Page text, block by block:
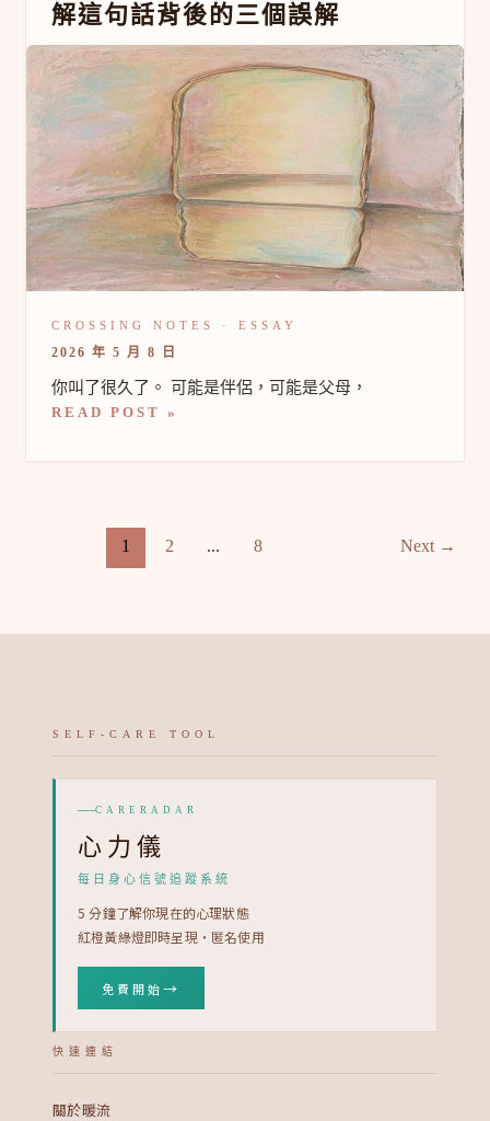
解這句話背後的三個誤解
2026 年 5 月 8 日
你叫了很久了。 可能是伴侶，可能是父母，
邊
有
人
在
裝
嗎？
心
師
拆
解
這
句
背
後
三
個
READ POST »
1 2 ... 8 Next →
SELF-CARE TOOL
CARERADAR
心力儀
每日身心信號追蹤系統
5 分鐘了解你現在的心理狀態
紅橙黃綠燈即時呈現・匿名使用
免費開始→
快速連結
關於暖流